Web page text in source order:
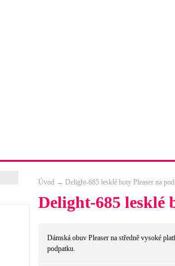
Úvod → Delight-685 lesklé boty Pleaser na
Delight-685 lesklé
Dámská obuv Pleaser na středně vysoké
podpatku.